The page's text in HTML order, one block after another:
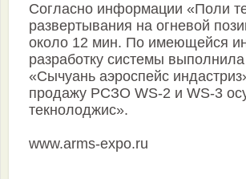
Согласно информации «Поли
развертывания на огневой
около 12 мин. По имеющейся
разработку системы
«Сычуань аэроспейс
продажу РСЗО WS-2 и WS-3
текнолоджис».
www.arms-expo.ru